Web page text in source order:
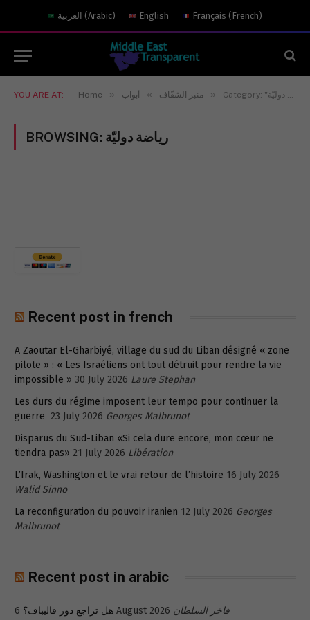
العربية (Arabic) English Français (French)
YOU ARE AT: Home » منبر الشفّاف » أبواب »
BROWSING: رياضة دوليّة
Recent post in french
A Zaoutar El-Gharbiyé, village du sud du Liban désigné « zone
pilote » : « Les Israéliens ont tout détruit pour rendre la vie
impossible » 30 July 2026 Laure Stephan
Les durs du régime imposent leur tempo pour continuer la
guerre 23 July 2026 Georges Malbrunot
Disparus du Sud-Liban «Si cela dure encore, mon cœur ne
tiendra pas» 21 July 2026 Libération
L’Irak, Washington et le vrai retour de l’histoire 16 July 2026
Walid Sinno
La reconfiguration du pouvoir iranien 12 July 2026 Georges
Malbrunot
Recent post in arabic
هل تراجع دور قاليباف؟ 6 August 2026 فاخر السلطان